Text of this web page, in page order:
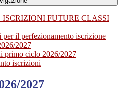
FUTURE CLASSI
il perfezionamento iscrizione
2027
primo ciclo 2026/2027
iscrizioni
2027